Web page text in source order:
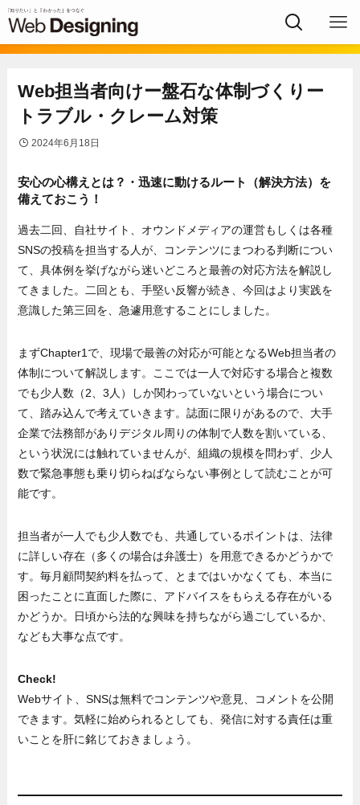
Web担当者向けー盤石な体制づくりー
トラブル・クレーム対策
2024年6月18日
安心の心構えとは？・迅速に動けるルート（解決方法）を
備えておこう！
過去二回、自社サイト、オウンドメディアの運営もしくは各種
SNSの投稿を担当する人が、コンテンツにまつわる判断につい
て、具体例を挙げながら迷いどころと最善の対応方法を解説し
てきました。二回とも、手堅い反響が続き、今回はより実践を
意識した第三回を、急遽用意することにしました。
まずChapter1で、現場で最善の対応が可能となるWeb担当者の
体制について解説します。ここでは一人で対応する場合と複数
でも少人数（2、3人）しか関わっていないという場合につい
て、踏み込んで考えていきます。誌面に限りがあるので、大手
企業で法務部がありデジタル周りの体制で人数を割いている、
という状況には触れていませんが、組織の規模を問わず、少人
数で緊急事態も乗り切らねばならない事例として読むことが可
能です。
担当者が一人でも少人数でも、共通しているポイントは、法律
に詳しい存在（多くの場合は弁護士）を用意できるかどうかで
す。毎月顧問契約料を払って、とまではいかなくても、本当に
困ったことに直面した際に、アドバイスをもらえる存在がいる
かどうか。日頃から法的な興味を持ちながら過ごしているか、
なども大事な点です。
Check!
Webサイト、SNSは無料でコンテンツや意見、コメントを公開
できます。気軽に始められるとしても、発信に対する責任は重
いことを肝に銘じておきましょう。